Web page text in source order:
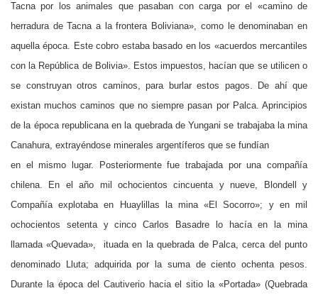
Tacna por los animales que pasaban con carga por el «camino de
herradura de Tacna a la frontera Boliviana», como le denominaban en
aquella época. Este cobro estaba basado en los «acuerdos mercantiles
con la República de Bolivia». Estos impuestos, hacían que se utilicen o
se construyan otros caminos, para burlar estos pagos. De ahí que
existan muchos caminos que no siempre pasan por Palca. Aprincipios
de la época republicana en la quebrada de Yungani se trabajaba la mina
Canahura, extrayéndose minerales argentíferos que se fundían
en el mismo lugar. Posteriormente fue trabajada por una compañía
chilena. En el año mil ochocientos cincuenta y nueve, Blondell y
Compañía explotaba en Huaylillas la mina «El Socorro»; y en mil
ochocientos setenta y cinco Carlos Basadre lo hacía en la mina
llamada «Quevada», ituada en la quebrada de Palca, cerca del punto
denominado Lluta; adquirida por la suma de ciento ochenta pesos.
Durante la época del Cautiverio hacia el sitio la «Portada» (Quebrada